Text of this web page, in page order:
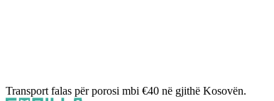
Transport falas për porosi mbi €40 në gjithë Kosovën.